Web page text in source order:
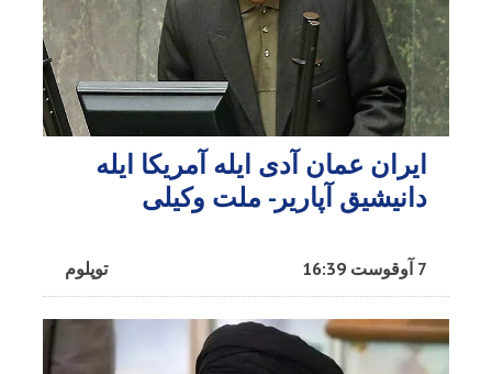
ایران عمان آدی ایله آمریکا ایله
دانیشیق آپاریر- ملت وکیلی
توپلوم 7 آوقوست 16:39